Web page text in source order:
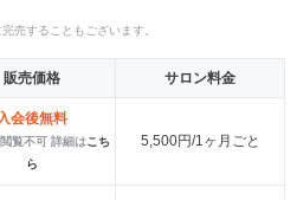
売することもございます。
販売価格 サロン料金
会後無料
覧不可 詳細はこち
ら
5,500円/1ヶ月ごと